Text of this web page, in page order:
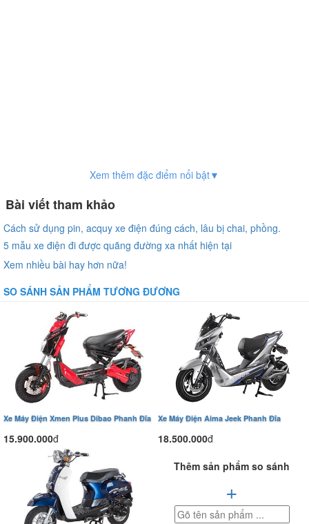
Xem thêm đặc điểm nổi bật▼
Bài viết tham khảo
Cách sử dụng pin, acquy xe điện đúng cách, lâu bị chai, phồng.
5 mẫu xe điện đi được quãng đường xa nhất hiện tại
Xem nhiều bài hay hơn nữa!
SO SÁNH SẢN PHẨM TƯƠNG ĐƯƠNG
Xe Máy Điện Xmen Plus Dibao Phanh Đĩa
15.900.000đ
Xe Máy Điện Aima Jeek Phanh Đĩa
18.500.000đ
Thêm sản phẩm so sánh
+